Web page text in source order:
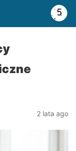
2 lata ago